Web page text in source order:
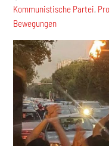
Kommunistische Partei,
Bewegungen